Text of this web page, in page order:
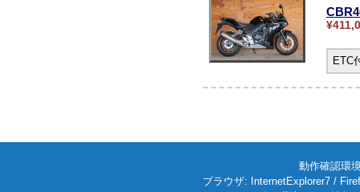
ETC
動作確認環
ブラウザ: InternetExplorer7 /